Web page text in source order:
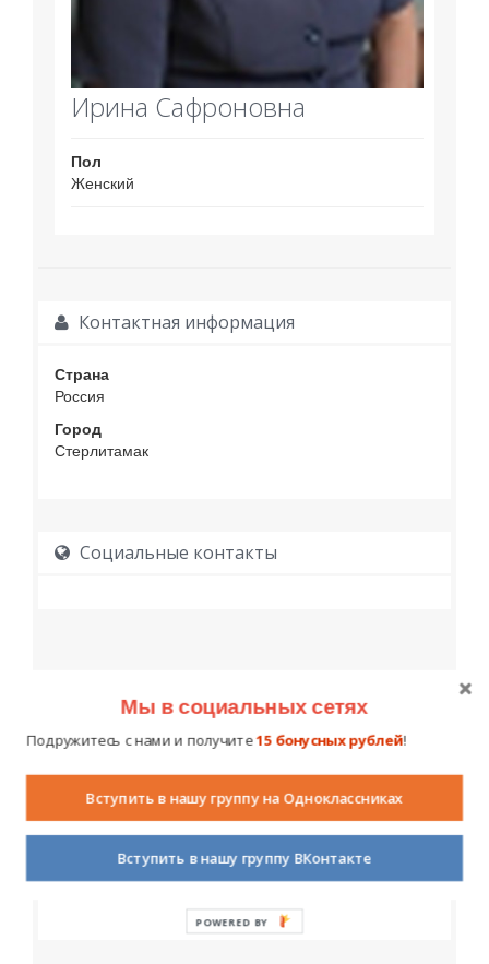
Ирина Сафроновна
Пол
Женский
Контактная информация
Страна
Россия
Город
Стерлитамак
Социальные контакты
Работа
Мы в социальных сетях
Подружитесь с нами и получите15 бонусных рублей!
Вступить в нашу группу на Одноклассниках
Вступить в нашу группу ВКонтакте
POWERED BY